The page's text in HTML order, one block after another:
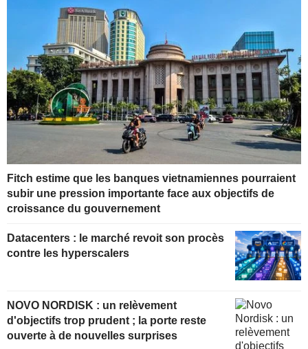
Fitch estime que les banques vietnamiennes pourraient
subir une pression importante face aux objectifs de
croissance du gouvernement
Datacenters : le marché revoit son procès
contre les hyperscalers
NOVO NORDISK : un relèvement
d'objectifs trop prudent ; la porte reste
ouverte à de nouvelles surprises